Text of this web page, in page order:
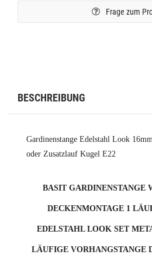
Frage zum
BESCHREIBUNG
Gardinenstange Edelstahl Look
oder Zusatzlauf Kugel E22
BASIT GARDINENSTANGE
DECKENMONTAGE 1
EDELSTAHL LOOK SET
LÄUFIGE VORHANGSTANGE